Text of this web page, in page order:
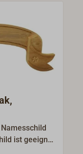
ist geeignet